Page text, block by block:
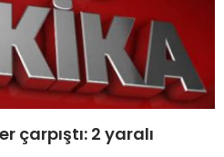
çarpıştı: 2 yaralı